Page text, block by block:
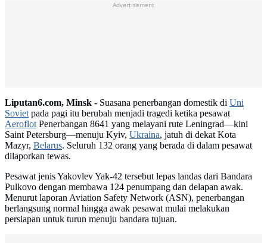
Advertisement
Liputan6.com, Minsk - Suasana penerbangan domestik di Uni
Sovietpada pagi itu berubah menjadi tragedi ketika pesawat
AeroflotPenerbangan 8641 yang melayani rute Leningrad—kini
Saint Petersburg—menuju Kyiv, Ukraina, jatuh di dekat Kota
Mazyr, Belarus. Seluruh 132 orang yang berada di dalam pesawat
dilaporkan tewas.
Pesawat jenis Yakovlev Yak-42 tersebut lepas landas dari Bandara
Pulkovo dengan membawa 124 penumpang dan delapan awak.
Menurut laporan Aviation Safety Network (ASN), penerbangan
berlangsung normal hingga awak pesawat mulai melakukan
persiapan untuk turun menuju bandara tujuan.